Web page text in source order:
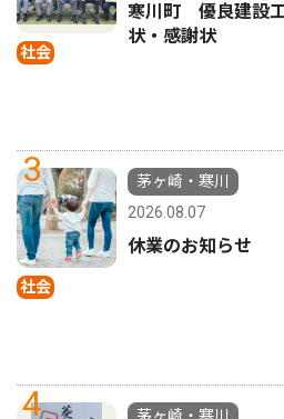
社会
寒川町 優良建設
状・感謝状
3
社会
茅ヶ崎・寒川
2026.08.07
休業のお知らせ
4
茅ヶ崎・寒川